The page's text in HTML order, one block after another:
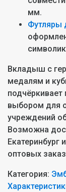
мм.
Футляры
Вкладыш с
медалям и
выбором для
учреждений
Возможна
Екатеринбург
оптовых
Категория: